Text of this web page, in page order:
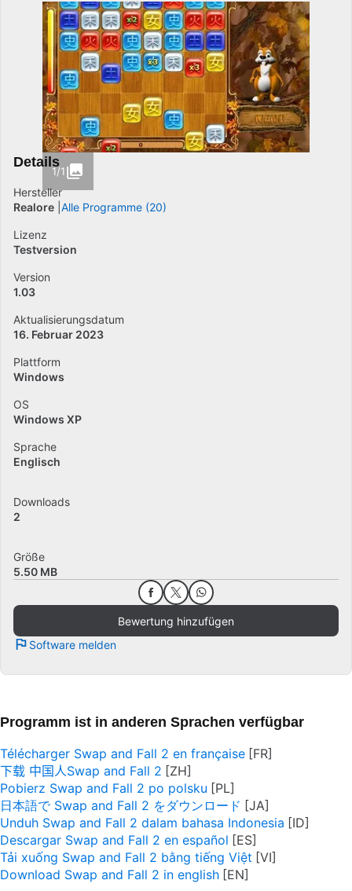
1/1
Details
Hersteller
Realore Alle Programme (20)
Lizenz
Testversion
Version
1.03
Aktualisierungsdatum
16. Februar 2023
Plattform
Windows
OS
Windows XP
Sprache
Englisch
Downloads
2
Größe
5.50 MB
Bewertung hinzufügen
Software melden
Programm ist in anderen Sprachen verfügbar
Télécharger Swap and Fall 2 en française
下载 中国人Swap and Fall 2
Pobierz Swap and Fall 2 po polsku
日本語で Swap and Fall 2 をダウンロード
Unduh Swap and Fall 2 dalam bahasa Indonesia
Descargar Swap and Fall 2 en español
Tải xuống Swap and Fall 2 bằng tiếng Việt
Download Swap and Fall 2 in english